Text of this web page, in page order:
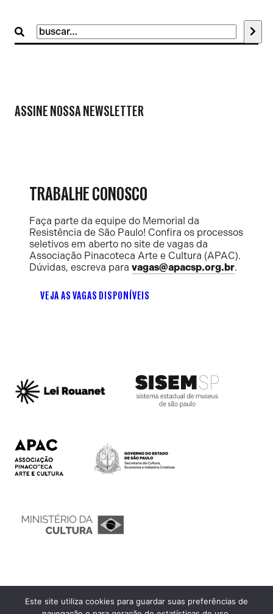
Buscar
por:
ASSINE NOSSA NEWSLETTER
TRABALHE CONOSCO
Faça parte da equipe do Memorial da
Resistência de São Paulo! Confira os processos
seletivos em aberto no site de vagas da
Associação Pinacoteca Arte e Cultura (APAC).
Dúvidas, escreva para vagas@apacsp.org.br.
VEJA AS VAGAS DISPONÍVEIS
Ouvidoria
Este site utiliza cookies para guardar suas preferências de